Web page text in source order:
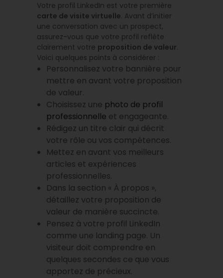
Votre profil LinkedIn est votre première
carte de visite virtuelle. Avant d’initier
une conversation avec un prospect,
assurez-vous que votre profil reflète
clairement votre proposition de valeur.
Voici quelques points à considérer :
Personnalisez votre bannière pour
mettre en avant votre proposition
de valeur.
Choisissez une photo de profil
professionnelle et engageante.
Rédigez un titre clair qui décrit
votre rôle ou vos compétences.
Mettez en avant vos meilleurs
articles et expériences
professionnelles.
Dans la section « À propos »,
détaillez votre proposition de
valeur de manière succincte.
Pensez à votre profil LinkedIn
comme une landing page. Un
visiteur doit comprendre en
quelques secondes ce que vous
apportez de précieux.